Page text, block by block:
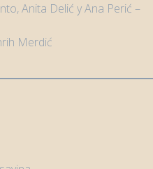
Anita Delić y Ana Perić –
Merdić